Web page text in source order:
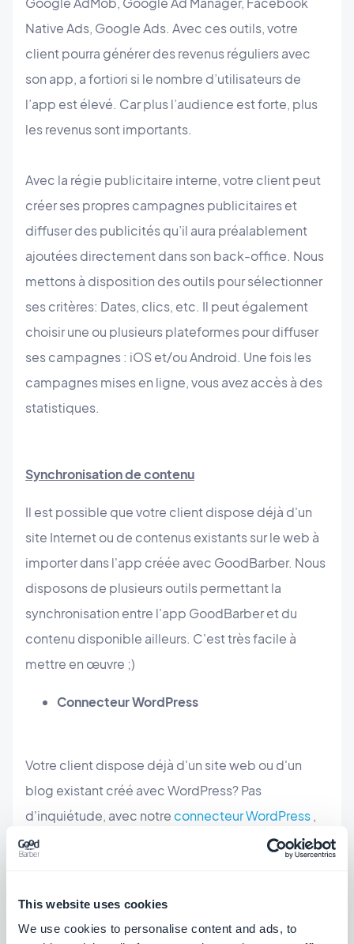
This website uses cookies
We use cookies to personalise content and ads, to
Native Ads, Google Ads. Avec ces outils, votre
client pourra générer des revenus réguliers avec
son app, a fortiori si le nombre d’utilisateurs de
l’app est élevé. Car plus l’audience est forte, plus
les revenus sont importants.
Avec la régie publicitaire interne, votre client peut
créer ses propres campagnes publicitaires et
diffuser des publicités qu’il aura préalablement
ajoutées directement dans son back-office. Nous
mettons à disposition des outils pour sélectionner
ses critères: Dates, clics, etc. Il peut également
choisir une ou plusieurs plateformes pour diffuser
ses campagnes : iOS et/ou Android. Une fois les
campagnes mises en ligne, vous avez accès à des
statistiques.
Synchronisation de contenu
Il est possible que votre client dispose déjà d'un
site Internet ou de contenus existants sur le web à
importer dans l'app créée avec GoodBarber. Nous
disposons de plusieurs outils permettant la
synchronisation entre l'app GoodBarber et du
contenu disponible ailleurs. C'est très facile à
mettre en œuvre ;)
Connecteur WordPress
Votre client dispose déjà d'un site web ou d'un
blog existant créé avec WordPress? Pas
d'inquiétude, avec notreconnecteur WordPress ,
vous pouvez importer tous les articles de votre